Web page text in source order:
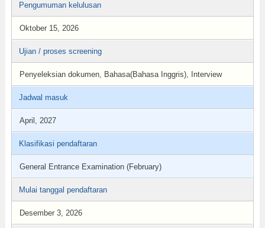
Pengumuman kelulusan
Oktober 15, 2026
Ujian / proses screening
Penyeleksian dokumen, Bahasa(Bahasa Inggris), Interview
Jadwal masuk
April, 2027
Klasifikasi pendaftaran
General Entrance Examination (February)
Mulai tanggal pendaftaran
Desember 3, 2026